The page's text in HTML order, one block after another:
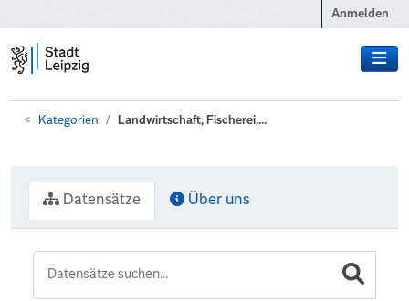
Anmelden
Kategorien Landwirtschaft, Fischerei,...
Datensätze Über uns